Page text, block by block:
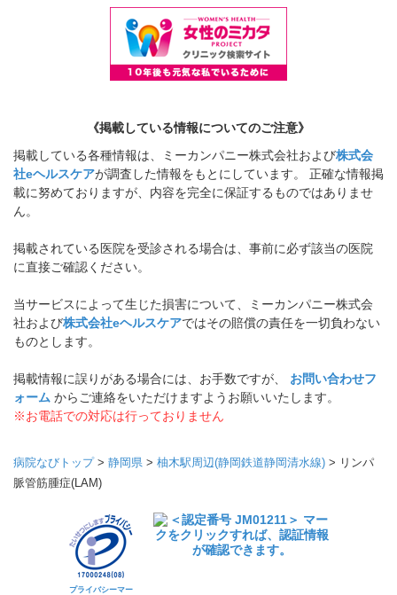
《掲載している情報についてのご注意》
掲載している各種情報は、ミーカンパニー株式会社および株式会
社eヘルスケアが調査した情報をもとにしています。 正確な情報掲
載に努めておりますが、内容を完全に保証するものではありませ
ん。
掲載されている医院を受診される場合は、事前に必ず該当の医院
に直接ご確認ください。
当サービスによって生じた損害について、ミーカンパニー株式会
社および株式会社eヘルスケアではその賠償の責任を一切負わない
ものとします。
掲載情報に誤りがある場合には、お手数ですが、 お問い合わせフ
ォーム からご連絡をいただけますようお願いいたします。
※お電話での対応は行っておりません
病院なびトップ> 静岡県 > 柚木駅周辺(静岡鉄道静岡清水線) > リンパ
脈管筋腫症(LAM)
プライバシーマー